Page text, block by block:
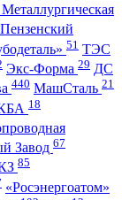
Пензенский
51 ТЭС
Экс-Форма 29 ДС
440 МашСталь 21
18
Завод 67
85
«Росэнергоатом»